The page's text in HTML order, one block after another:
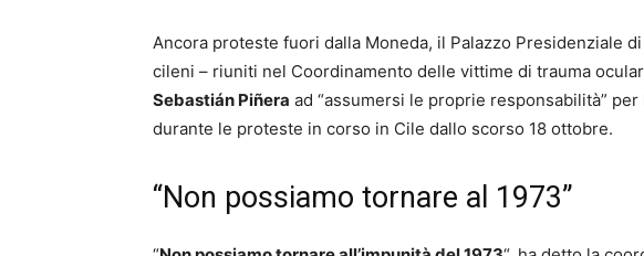
Ancora proteste fuori dalla Moneda, il Palazzo Presidenziale
cileni – riuniti nel Coordinamento delle vittime di trauma
Sebastián Piñera ad “assumersi le proprie responsabilità”
durante le proteste in corso in Cile dallo scorso 18 ottobre.
“Non possiamo tornare al 1973”